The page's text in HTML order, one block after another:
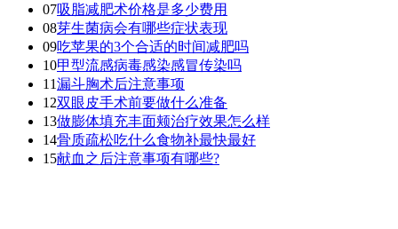
07吸脂减肥术价格是多少费用
08芽生菌病会有哪些症状表现
09吃苹果的3个合适的时间减肥吗
10甲型流感病毒感染感冒传染吗
11漏斗胸术后注意事项
12双眼皮手术前要做什么准备
13做膨体填充丰面颊治疗效果怎么样
14骨质疏松吃什么食物补最快最好
15献血之后注意事项有哪些?